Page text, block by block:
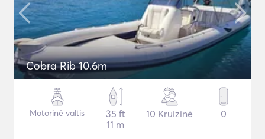
Cobra Rib 10.6m
Motorinė valtis
35 ft
11 m
10 Kruizinė 0